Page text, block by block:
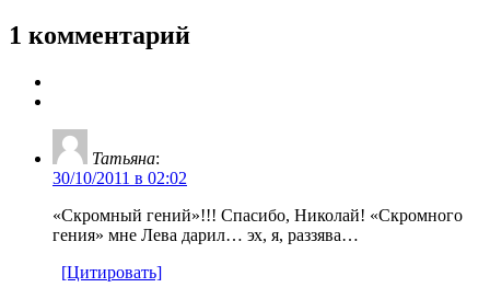
1 комментарий
Татьяна:
30/10/2011 в 02:02
«Скромный гений»!!! Спасибо, Николай! «Скромного
гения» мне Лева дарил… эх, я, раззява…
[Цитировать]